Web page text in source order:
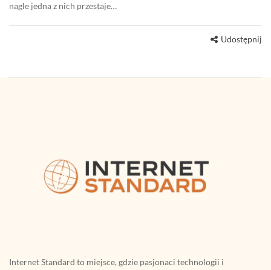
nagle jedna z nich przestaje…
Udostępnij
Internet Standard to miejsce, gdzie pasjonaci technologii i